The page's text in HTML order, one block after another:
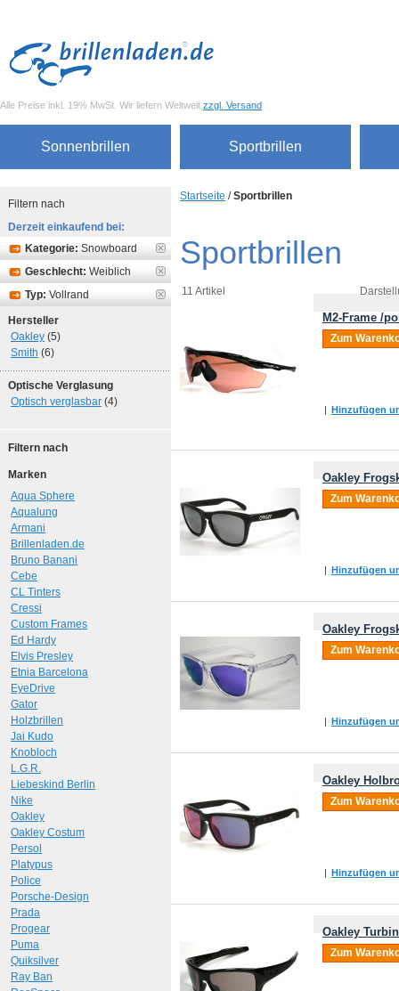
Alle Preise inkl. 19% MwSt. Wir liefern Weltweit zzgl. Versand
Sonnenbrillen Sportbrillen
Startseite /Sportbrillen
Sportbrillen
11 Artikel
M2-Frame /
Zum
| Hinzufügen
Oakley
Zum
| Hinzufügen
Oakley
Zum
| Hinzufügen
Oakley
Zum
| Hinzufügen
Oakley
Zum
Filtern nach
Derzeit einkaufend bei:
Kategorie: Snowboard
Geschlecht: Weiblich
Typ: Vollrand
Hersteller
Oakley (5)
Smith (6)
Optische Verglasung
Optisch verglasbar (4)
Filtern nach
Marken
Aqua Sphere
Aqualung
Armani
Brillenladen.de
Bruno Banani
Cebe
CL Tinters
Cressi
Custom Frames
Ed Hardy
Elvis Presley
Etnia Barcelona
EyeDrive
Gator
Holzbrillen
Jai Kudo
Knobloch
L.G.R.
Liebeskind Berlin
Nike
Oakley
Oakley Costum
Persol
Platypus
Police
Porsche-Design
Prada
Progear
Puma
Quiksilver
Ray Ban